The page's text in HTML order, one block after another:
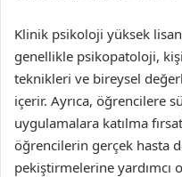
Klinik psikoloji yüksek
genellikle psikopatoloji,
teknikleri ve bireysel
içerir. Ayrıca, öğrencilere
uygulamalara katılma
öğrencilerin gerçek hasta
pekiştirmelerine yardımcı